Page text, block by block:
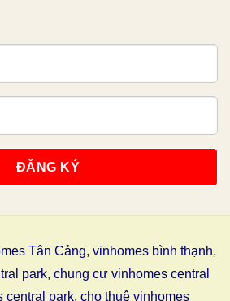
Tân Cảng, vinhomes bình thạnh,
park, chung cư vinhomes central
central park, cho thuê vinhomes